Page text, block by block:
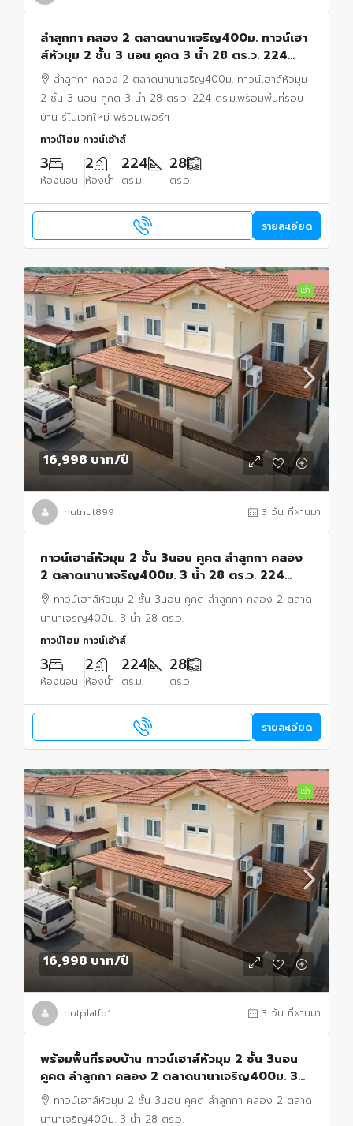
ลำลูกกา คลอง 2 ตลาดนานาเจริญ400ม. ทาวน์เฮา
ส์หัวมุม 2 ชั้น 3 นอน คูคต 3 น้ำ 28 ตร.ว. 224
ตร.ม.พร้อมพื้นที่รอบบ้าน รีโนเวทใหม่ พร้อมเฟอร์ฯ
ลำลูกกา คลอง 2 ตลาดนานาเจริญ400ม. ทาวน์เฮาส์หัวมุม
2 ชั้น 3 นอน คูคต 3 น้ำ 28 ตร.ว. 224 ตร.ม.พร้อมพื้นที่รอบ
บ้าน รีโนเวทใหม่ พร้อมเฟอร์ฯ
ทาวน์โฮม ทาวน์เฮ้าส์
3
ห้องนอน
2
ห้องน้ำ
224
ตร.ม.
28
ตร.ว.
รายละเอียด
เช่า
16,998 บาท/ปี
nutnut899 3 วัน ที่ผ่านมา
ทาวน์เฮาส์หัวมุม 2 ชั้น 3นอน คูคต ลำลูกกา คลอง
2 ตลาดนานาเจริญ400ม. 3 น้ำ 28 ตร.ว. 224
ตร.ม.พร้อมพื้นที่รอบบ้าน รีโนเวทใหม่ พร้อมเฟอร์ฯ
ทาวน์เฮาส์หัวมุม 2 ชั้น 3นอน คูคต ลำลูกกา คลอง 2 ตลาด
นานาเจริญ400ม. 3 น้ำ 28 ตร.ว.
ทาวน์โฮม ทาวน์เฮ้าส์
3
ห้องนอน
2
ห้องน้ำ
224
ตร.ม.
28
ตร.ว.
รายละเอียด
เช่า
16,998 บาท/ปี
nutplatfo1 3 วัน ที่ผ่านมา
พร้อมพื้นที่รอบบ้าน ทาวน์เฮาส์หัวมุม 2 ชั้น 3นอน
คูคต ลำลูกกา คลอง 2 ตลาดนานาเจริญ400ม. 3
น้ำ 28 ตร.ว. 224 ตร.ม. รีโนเวทใหม่ พร้อมเฟอร์ฯ
ทาวน์เฮาส์หัวมุม 2 ชั้น 3นอน คูคต ลำลูกกา คลอง 2 ตลาด
นานาเจริญ400ม. 3 น้ำ 28 ตร.ว.